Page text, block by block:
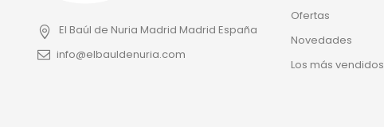
El Baúl de Nuria Madrid Madrid España
info@elbauldenuria.com
Ofertas
Novedades
Los más vendidos